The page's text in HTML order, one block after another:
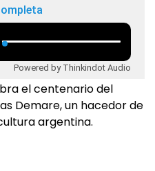
Powered by Thinkindot Audio
el centenario del
Demare, un hacedor de
argentina.